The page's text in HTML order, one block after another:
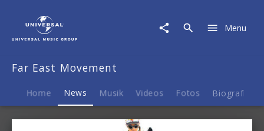
Movement
Menu
Far East Movement
Home News Musik Videos Fotos Biografie